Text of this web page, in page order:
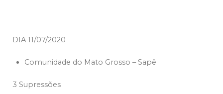
DIA 11/07/2020
Comunidade do Mato Grosso – Sapê
3 Supressões